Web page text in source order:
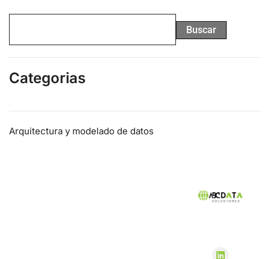
Buscar
Categorias
Arquitectura y modelado de datos